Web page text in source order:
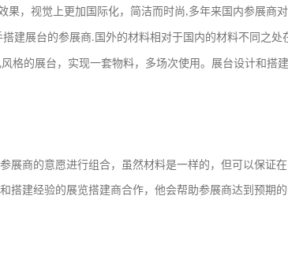
果，视觉上更加国际化，简洁而时尚,多年来国内参展商
建展台的参展商. 国外的材料相对于国内的材料不同之
格的展台，实现一套物料，多场次使用。展台设计和搭
商的意愿进行组合，虽然材料是一样的，但可以保证
建经验的展览搭建商合作，他会帮助参展商达到预期的